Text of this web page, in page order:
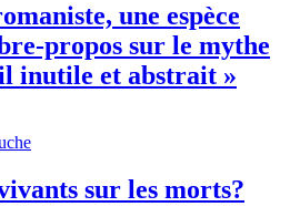
une espèce
propos sur le mythe
inutile et abstrait »
sur les morts?